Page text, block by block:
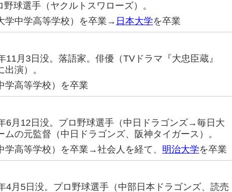
球選手（ヤクルトスワローズ）。
学中学高等学校）を卒業→ 日本大学を卒業
月3日没。落語家。俳優（TVドラマ『大忠臣蔵』
演）。
学高等学校）を卒業
6月12日没。プロ野球選手（中日ドラゴンズ→毎日大
の元監督（中日ドラゴンズ、阪神タイガース）。
高等学校）を卒業→社会人を経て、 明治大学を卒業
4月5日没。プロ野球選手（中部日本ドラゴンズ、読売